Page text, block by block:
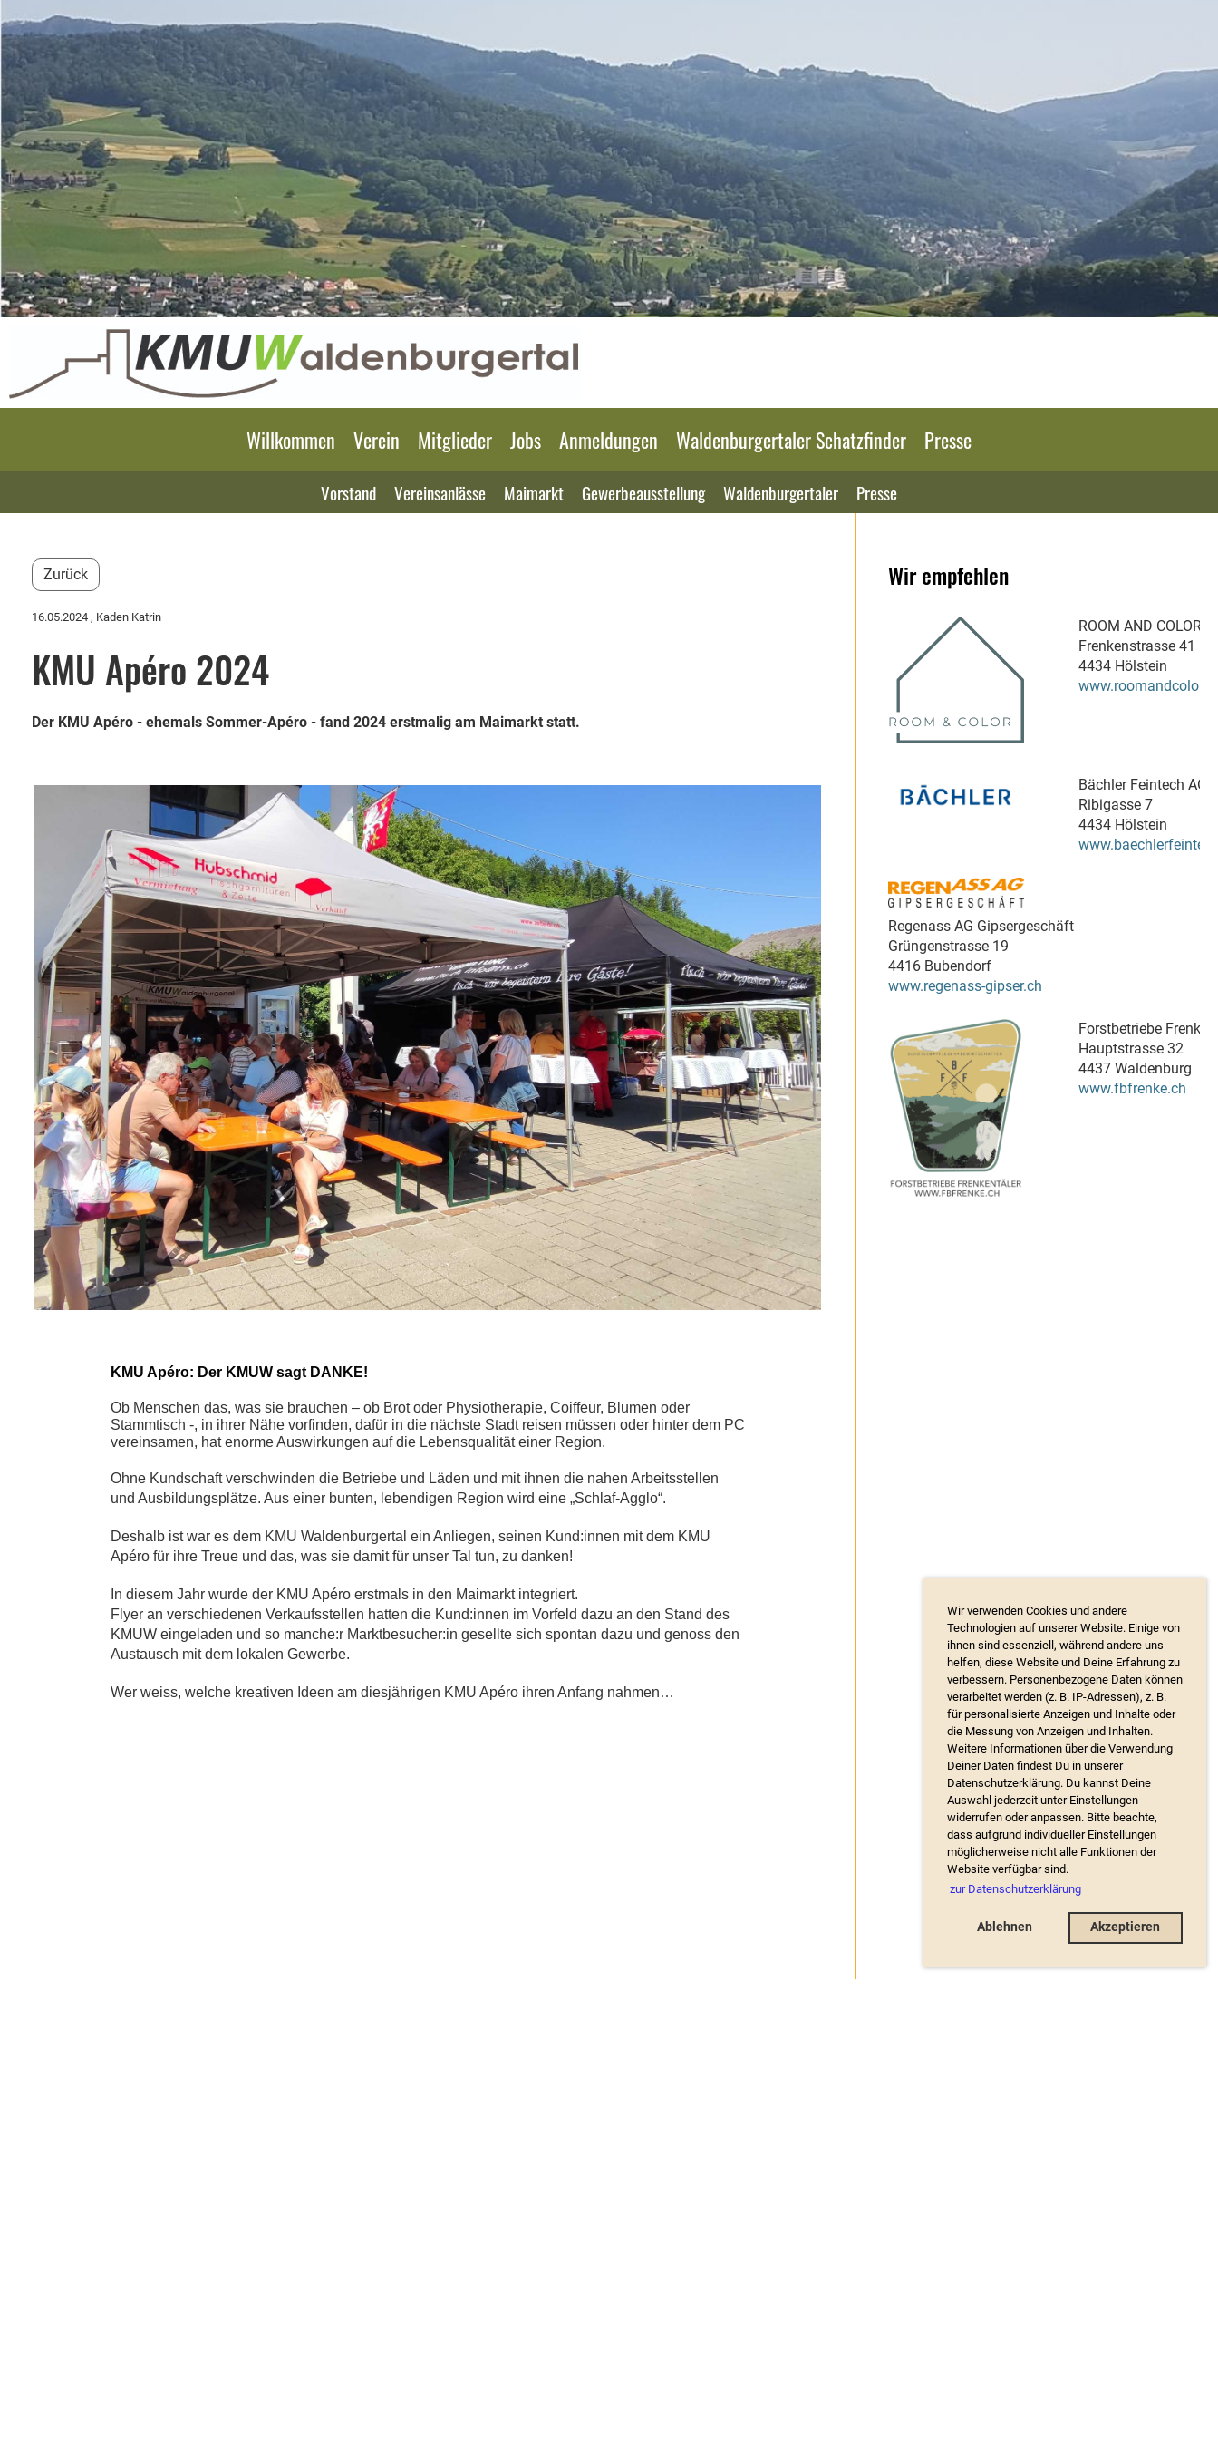
Wir verwenden Cookies und andere
Technologien auf unserer Website. Einige von
ihnen sind essenziell, während andere uns
helfen, diese Website und Deine Erfahrung zu
verbessern. Personenbezogene Daten können
verarbeitet werden (z. B. IP-Adressen), z. B.
für personalisierte Anzeigen und Inhalte oder
die Messung von Anzeigen und Inhalten.
Weitere Informationen über die Verwendung
Deiner Daten findest Du in unserer
Datenschutzerklärung. Du kannst Deine
Auswahl jederzeit unter Einstellungen
widerrufen oder anpassen. Bitte beachte,
dass aufgrund individueller Einstellungen
möglicherweise nicht alle Funktionen der
Website verfügbar sind.
zur Datenschutzerklärung
Ablehnen Akzeptieren
Willkommen Verein Mitglieder Jobs Anmeldungen Waldenburgertaler Schatzfinder Presse
Vorstand Vereinsanlässe Maimarkt Gewerbeausstellung Waldenburgertaler Presse
Zurück
16.05.2024 , Kaden Katrin
KMU Apéro 2024
Der KMU Apéro - ehemals Sommer-Apéro - fand 2024 erstmalig am Maimarkt statt.
KMU Apéro: Der KMUW sagt DANKE!
Ob Menschen das, was sie brauchen – ob Brot oder Physiotherapie, Coiffeur, Blumen oder
Stammtisch -, in ihrer Nähe vorfinden, dafür in die nächste Stadt reisen müssen oder hinter dem PC
vereinsamen, hat enorme Auswirkungen auf die Lebensqualität einer Region.
Ohne Kundschaft verschwinden die Betriebe und Läden und mit ihnen die nahen Arbeitsstellen
und Ausbildungsplätze. Aus einer bunten, lebendigen Region wird eine „Schlaf-Agglo“.
Deshalb ist war es dem KMU Waldenburgertal ein Anliegen, seinen Kund:innen mit dem KMU
Apéro für ihre Treue und das, was sie damit für unser Tal tun, zu danken!
In diesem Jahr wurde der KMU Apéro erstmals in den Maimarkt integriert.
Flyer an verschiedenen Verkaufsstellen hatten die Kund:innen im Vorfeld dazu an den Stand des
KMUW eingeladen und so manche:r Marktbesucher:in gesellte sich spontan dazu und genoss den
Austausch mit dem lokalen Gewerbe.
Wer weiss, welche kreativen Ideen am diesjährigen KMU Apéro ihren Anfang nahmen…
Wir empfehlen
ROOM AND COLOR
Frenkenstrasse 41
4434 Hölstein
Bächler Feintech AG
Ribigasse 7
4434 Hölstein
Regenass AG Gipsergeschäft
Grüngenstrasse 19
4416 Bubendorf
www.regenass-gipser.ch
Forstbetriebe
Hauptstrasse 32
4437 Waldenburg
www.fbfrenke.ch